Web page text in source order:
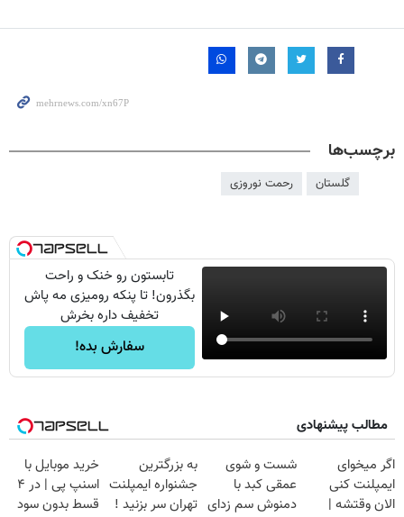
برچسب‌ها
گلستان رحمت نوروزی
تابستون رو خنک و راحت
بگذرون! تا پنکه رومیزی مه پاش
تخفیف داره بخرش
سفارش بده!
مطالب پیشنهادی
اگر میخوای
ایمپلنت کنی
الان وقتشه |
شست و شوی
عمقی کبد با
دمنوش سم زدای
به بزرگترین
جشنواره ایمپلنت
تهران سر بزنید !
خرید موبایل با
اسنپ پی | در ۴
قسط بدون سود